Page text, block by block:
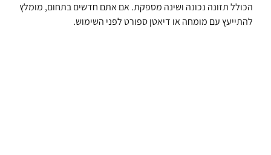
הכולל תזונה נכונה ושינה מספקת. אם אתם חדשים בתחום, מומלץ
להתייעץ עם מומחה או דיאטן ספורט לפני השימוש.